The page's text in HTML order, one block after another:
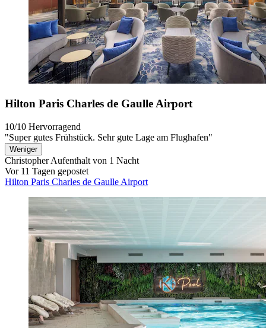
Hilton Paris Charles de Gaulle Airport
10/10 Hervorragend
"Super gutes Frühstück. Sehr gute Lage am Flughafen"
Weniger
ChristopherAufenthalt von 1 Nacht
Vor 11 Tagen gepostet
Hilton Paris Charles de Gaulle Airport